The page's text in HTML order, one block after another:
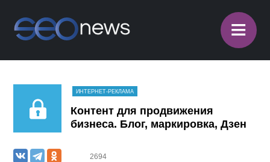
≡
ИНТЕРНЕТ-РЕКЛАМА
Контент для продвижения
бизнеса. Блог, маркировка, Дзен
2694